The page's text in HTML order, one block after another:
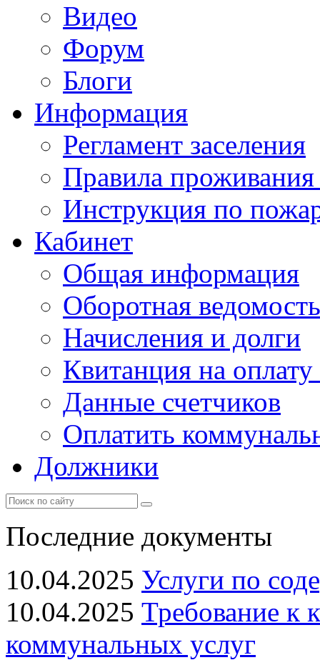
Видео
Форум
Блоги
Информация
Регламент заселения
Правила
Инструкция по
Кабинет
Общая информация
Оборотная ведомость
Начисления и долги
Квитанция на
Данные счетчиков
Оплатить
Должники
Последние документы
10.04.2025 Услуги по
10.04.2025 Требование к
коммунальных услуг